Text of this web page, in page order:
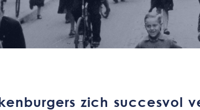
zich succesvol